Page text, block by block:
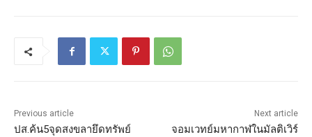
Previous article
ปส.ค้น5จุดสงขลายึดทรัพย์
Next article
จอมเวทย์มหากาฬในมัลติเวิร์